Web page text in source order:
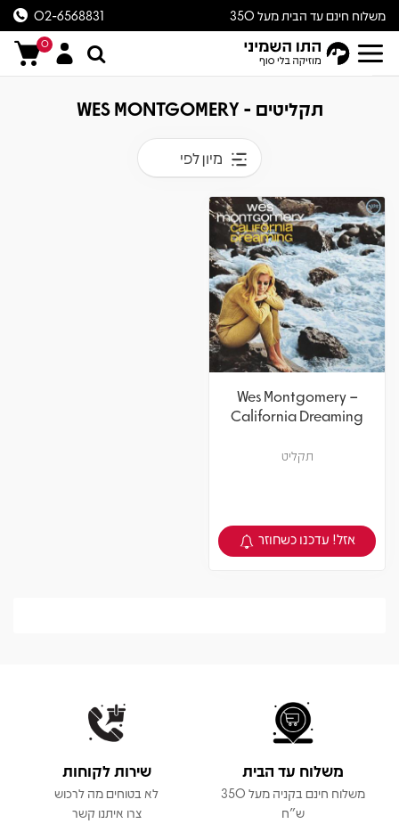
משלוח חינם עד הבית מעל 350
ש״ח
02-6568831
0
תקליטים - WES MONTGOMERY
מיון לפי
Wes Montgomery –
California Dreaming
תקליט
צפיה במוצר
אזל! עדכנו כשחוזר
משלוח עד הבית
משלוח חינם בקניה מעל 350
ש"ח
שירות לקוחות
לא בטוחים מה לרכוש
צרו איתנו קשר